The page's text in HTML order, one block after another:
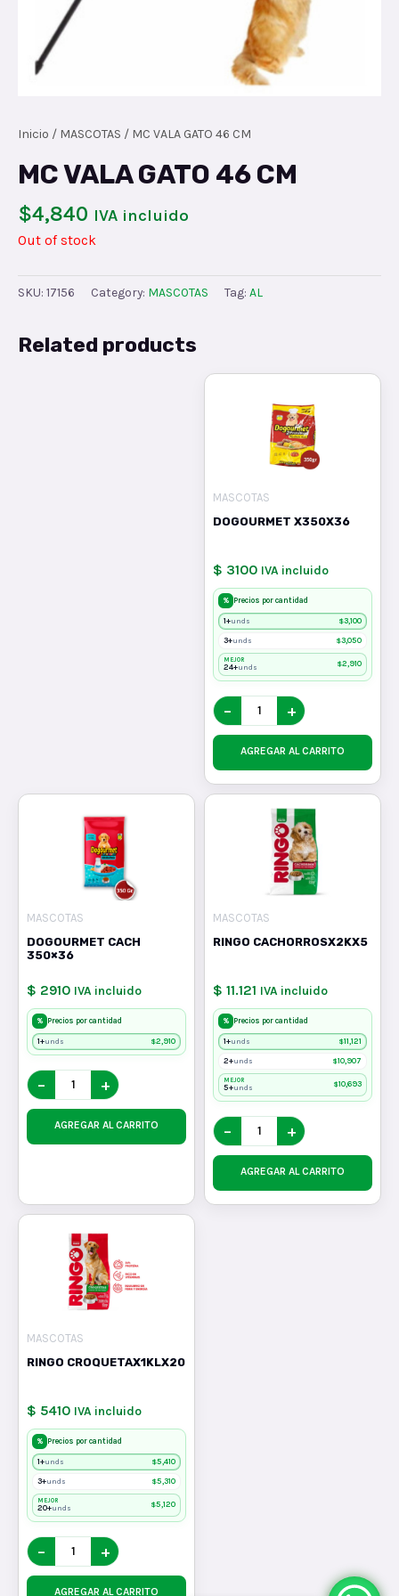
Inicio / MASCOTAS / MC VALA GATO 46 CM
MC VALA GATO 46 CM
$4,840 IVA incluido
Out of stock
SKU: 17156 Category: MASCOTAS Tag: AL
Related products
MASCOTAS
DOGOURMET X350X36
$ 3100 IVA incluido
% Precios por cantidad
1+unds $3,100
3+unds $3,050
MEJOR
24+unds $2,910
− +
AGREGAR AL CARRITO
MASCOTAS
DOGOURMET CACH
350×36
$ 2910 IVA incluido
% Precios por cantidad
1+unds $2,910
− +
AGREGAR AL CARRITO
MASCOTAS
RINGO CACHORROSX2KX5
$ 11.121 IVA incluido
% Precios por cantidad
1+unds $11,121
2+unds $10,907
MEJOR
5+unds $10,693
− +
AGREGAR AL CARRITO
MASCOTAS
RINGO CROQUETAX1KLX20
$ 5410 IVA incluido
% Precios por cantidad
1+unds $5,410
3+unds $5,310
MEJOR
20+unds $5,120
− +
AGREGAR AL CARRITO